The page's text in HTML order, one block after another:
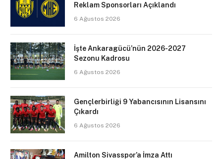
Reklam Sponsorları Açıklandı
6 Ağustos 2026
İşte Ankaragücü’nün 2026-2027
Sezonu Kadrosu
6 Ağustos 2026
Gençlerbirliği 9 Yabancısının Lisansını
Çıkardı
6 Ağustos 2026
Amilton Sivasspor’a İmza Attı